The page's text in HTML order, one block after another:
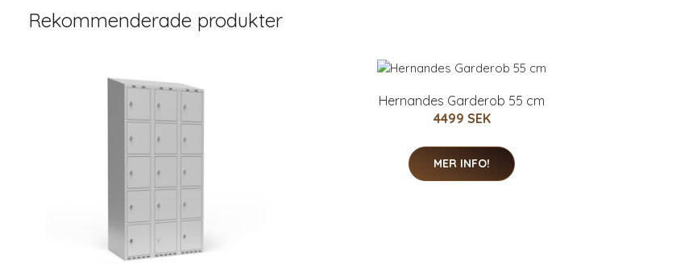
Rekommenderade produkter
Hernandes Garderob 55 cm
4499 SEK
MER INFO!